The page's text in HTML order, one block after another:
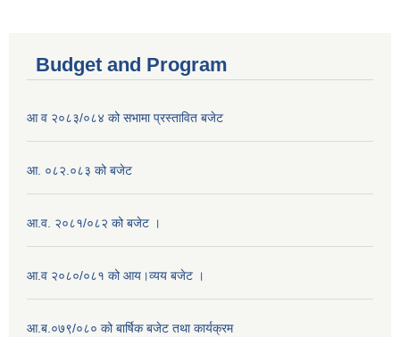
Budget and Program
आ व २०८३/०८४ को सभामा प्रस्तावित बजेट
आ. ०८२.०८३ को बजेट
आ.व. २०८१/०८२ को बजेट ।
आ.व २०८०/०८१ को आय।व्यय बजेट ।
आ.ब.०७९/०८० को बार्षिक बजेट तथा कार्यक्रम